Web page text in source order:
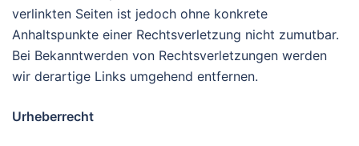
verlinkten Seiten ist jedoch ohne konkrete
Anhaltspunkte einer Rechtsverletzung nicht zumutbar.
Bei Bekanntwerden von Rechtsverletzungen werden
wir derartige Links umgehend entfernen.
Urheberrecht